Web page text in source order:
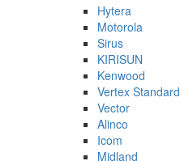
Hytera
Motorola
Sirus
KIRISUN
Kenwood
Vertex Standard
Vector
Alinco
Icom
Midland